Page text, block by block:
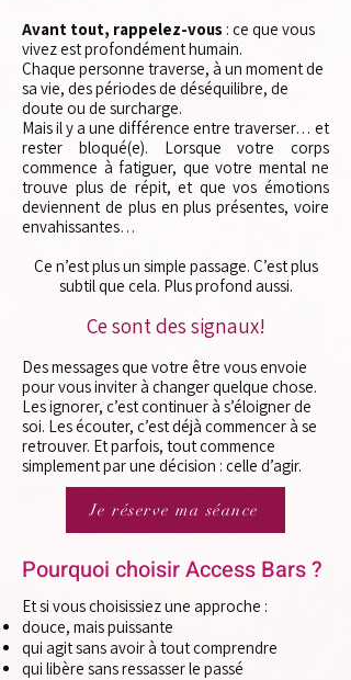
Avant tout, rappelez-vous : ce que vous
vivez est profondément humain.
Chaque personne traverse, à un moment de
sa vie, des périodes de déséquilibre, de
doute ou de surcharge.
Mais il y a une différence entre traverser… et
rester bloqué(e). Lorsque votre corps
commence à fatiguer, que votre mental ne
trouve plus de répit, et que vos émotions
deviennent de plus en plus présentes, voire
envahissantes…
Ce n’est plus un simple passage. C’est plus
subtil que cela. Plus profond aussi.
Ce sont des signaux!
Des messages que votre être vous envoie
pour vous inviter à changer quelque chose.
Les ignorer, c’est continuer à s’éloigner de
soi. Les écouter, c’est déjà commencer à se
retrouver. Et parfois, tout commence
simplement par une décision : celle d’agir.
Je réserve ma séance
Pourquoi choisir Access Bars​ ?
Et si vous choisissiez une approche :
douce, mais puissante
qui agit sans avoir à tout comprendre
qui libère sans ressasser le passé